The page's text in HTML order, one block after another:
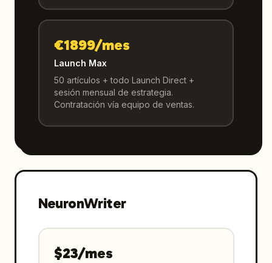
€1899/mes
Launch Max
50 artículos + todo Launch Direct +
sesión mensual de estrategia.
Contratación vía equipo de ventas.
NeuronWriter
$23/mes